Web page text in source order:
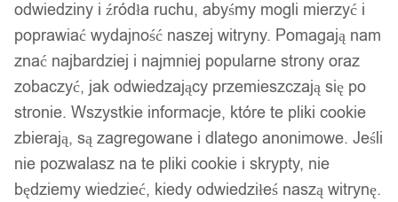
Wobler szczupak sandacz
okoń błystka 15g 5,5cm b
odwiedziny i źródła ruchu, abyśmy mogli mierzyć i
poprawiać wydajność naszej witryny. Pomagają nam
znać najbardziej i najmniej popularne strony oraz
zobaczyć, jak odwiedzający przemieszczają się po
stronie. Wszystkie informacje, które te pliki cookie
zbierają, są zagregowane i dlatego anonimowe. Jeśli
nie pozwalasz na te pliki cookie i skrypty, nie
będziemy wiedzieć, kiedy odwiedziłeś naszą witrynę.